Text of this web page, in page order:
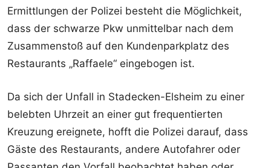
Ermittlungen der Polizei besteht die Möglichkeit,
dass der schwarze Pkw unmittelbar nach dem
Zusammenstoß auf den Kundenparkplatz des
Restaurants „Raffaele“ eingebogen ist.
Da sich der Unfall in Stadecken-Elsheim zu einer
belebten Uhrzeit an einer gut frequentierten
Kreuzung ereignete, hofft die Polizei darauf, dass
Gäste des Restaurants, andere Autofahrer oder